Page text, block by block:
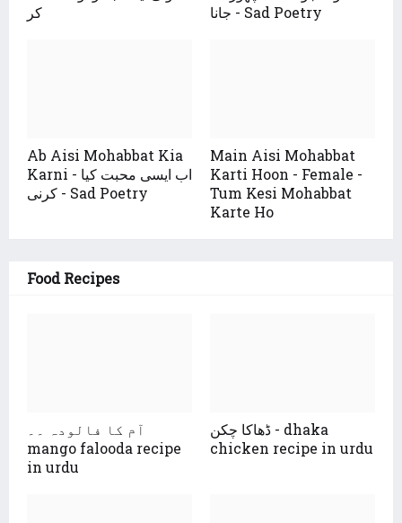
کر
جانا - Sad Poetry
Ab Aisi Mohabbat Kia
Karni - اب ایسی محبت کیا
کرنی - Sad Poetry
Main Aisi Mohabbat
Karti Hoon - Female -
Tum Kesi Mohabbat
Karte Ho
Food Recipes
آم کا فالودہ ۔۔
mango falooda recipe
in urdu
ڈھاکا چکن - dhaka
chicken recipe in urdu